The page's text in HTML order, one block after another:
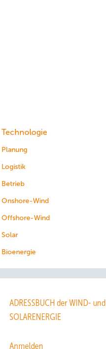
Technologie
Planung
Logistik
Betrieb
Onshore-Wind
Offshore-Wind
Solar
Bioenergie
ADRESSBUCH der WIND- und
SOLARENERGIE
Anmelden